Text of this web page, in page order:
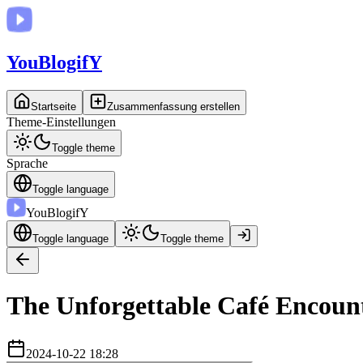
YouBlogifY
Startseite Zusammenfassung erstellen
Theme-Einstellungen
Toggle theme
Sprache
Toggle language
YouBlogifY
Toggle language Toggle theme
The Unforgettable Café
2024-10-22 18:28